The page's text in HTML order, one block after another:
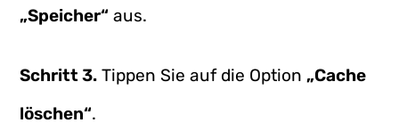
„Speicher“ aus.
Schritt 3. Tippen Sie auf die Option „Cache
löschen“.